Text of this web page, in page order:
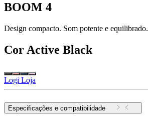
BOOM 4
Design compacto. Som potente e equilibrado.
CorActive Black
Logi Loja
Especificações e compatibilidade